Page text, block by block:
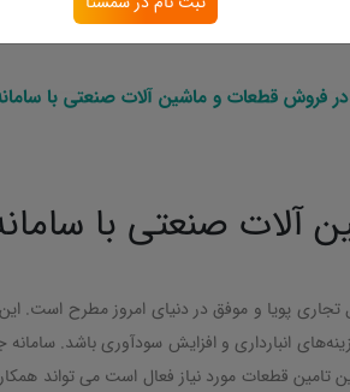
فروش قطعات و ماشین آلات صنعتی با
آلات صنعتی با
پویا و موفق در دنیای امروز مطرح است.
انبارداری و افزایش سودآوری باشد.
تامین قطعات مورد نیاز فعال است می تواند